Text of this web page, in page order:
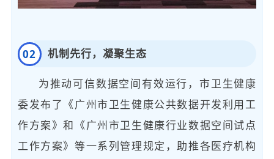
02 机制先行，凝聚生态
为推动可信数据空间有效运行，市卫生健康
委发布了《广州市卫生健康公共数据开发利用工
作方案》和《广州市卫生健康行业数据空间试点
工作方案》等一系列管理规定，助推各医疗机构